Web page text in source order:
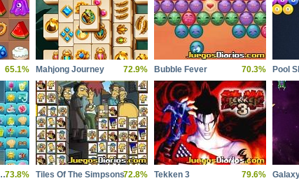
65.1% Mahjong Journey 72.9% Bubble Fever 70.3% Pool
Beach Connect Mahjong73.8% Tiles Of The Simpsons72.8% Tekken 3 79.6%